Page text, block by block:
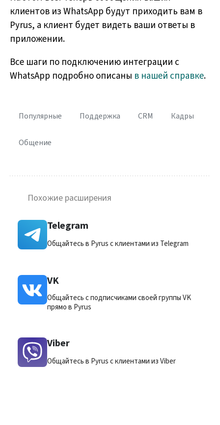
клиентов из WhatsApp будут приходить вам в
Pyrus, а клиент будет видеть ваши ответы в
приложении.
Все шаги по подключению интеграции с
WhatsApp подробно описаны в нашей справке.
Популярные Поддержка CRM Кадры
Общение
Похожие расширения
Telegram
Общайтесь в Pyrus с клиентами из Telegram
VK
Общайтесь с подписчиками своей группы VK
прямо в Pyrus
Viber
Общайтесь в Pyrus с клиентами из Viber